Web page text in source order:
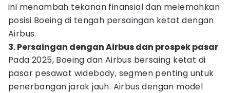
ini menambah tekanan finansial dan melemahkan
posisi Boeing di tengah persaingan ketat dengan
Airbus.
3. Persaingan dengan Airbus dan prospek pasar
Pada 2025, Boeing dan Airbus bersaing ketat di
pasar pesawat widebody, segmen penting untuk
penerbangan jarak jauh. Airbus dengan model